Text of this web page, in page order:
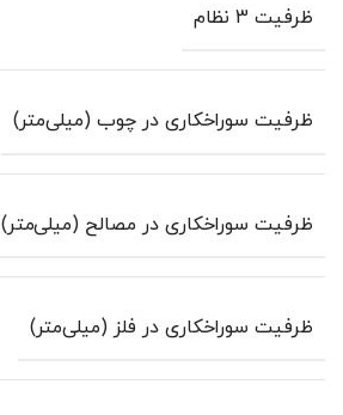
ظرفیت 3 نظام
ظرفیت سوراخکاری در چوب (میلی‌متر)
ظرفیت سوراخکاری در مصالح (میلی‌متر)
ظرفیت سوراخکاری در فلز (میلی‌متر)